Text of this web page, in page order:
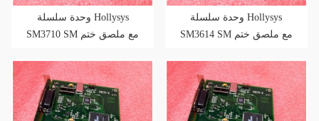
وحدة سلسلة Hollysys
SM3710 SM مع ملصق ختم
وحدة سلسلة Hollysys
SM3614 SM مع ملصق ختم